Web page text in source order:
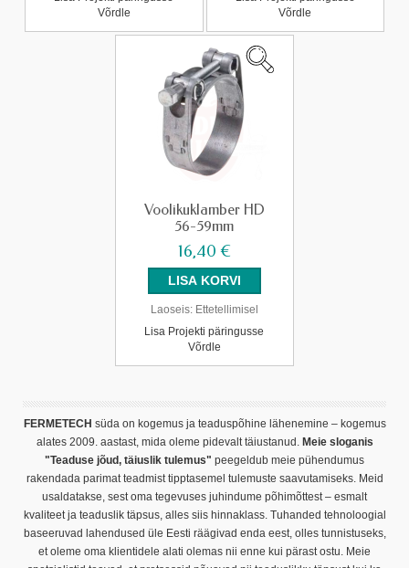
Võrdle
Võrdle
Voolikuklamber HD
56-59mm
16,40 €
Laoseis: Ettetellimisel
Lisa Projekti päringusse
Võrdle
FERMETECH süda on kogemus ja teaduspõhine lähenemine – kogemus
alates 2009. aastast, mida oleme pidevalt täiustanud. Meie sloganis
"Teaduse jõud, täiuslik tulemus" peegeldub meie pühendumus
rakendada parimat teadmist tipptasemel tulemuste saavutamiseks. Meid
usaldatakse, sest oma tegevuses juhindume põhimõttest – esmalt
kvaliteet ja teaduslik täpsus, alles siis hinnaklass. Tuhanded tehnoloogial
baseeruvad lahendused üle Eesti räägivad enda eest, olles tunnistuseks,
et oleme oma klientidele alati olemas nii enne kui pärast ostu. Meie